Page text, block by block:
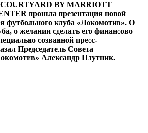
COURTYARD BY MARRIOTT
прошла презентация новой
футбольного клуба «Локомотив». О
о желании сделать его финансово
созванной пресс-
Председатель Совета
Александр Плутник.